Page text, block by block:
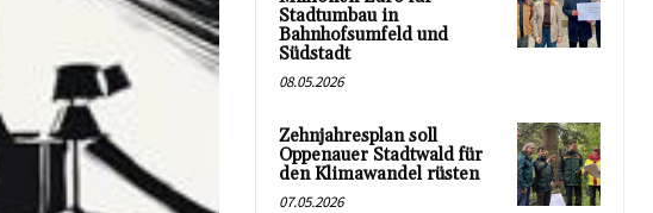
Stadtumbau in
Bahnhofsumfeld und
Südstadt
08.05.2026
Zehnjahresplan soll
Oppenauer Stadtwald für
den Klimawandel rüsten
07.05.2026